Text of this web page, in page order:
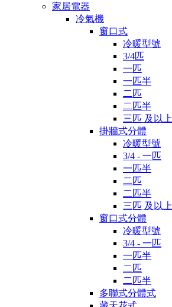
家居電器
冷氣機
窗口式
冷暖型號
3/4匹
一匹
一匹半
二匹
二匹半
三匹 及以上
掛牆式分體
冷暖型號
3/4 - 一匹
一匹半
二匹
二匹半
三匹 及以上
窗口式分體
冷暖型號
3/4 - 一匹
一匹半
二匹
二匹半
多聯式分體式